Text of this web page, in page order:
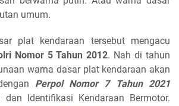
umum.
plat kendaraan tersebut mengacu
Nomor 5 Tahun 2012. Nah di tahun
warna dasar plat kendaraan akan
Perpol Nomor 7 Tahun 2021
dan Identifikasi Kendaraan Bermotor.